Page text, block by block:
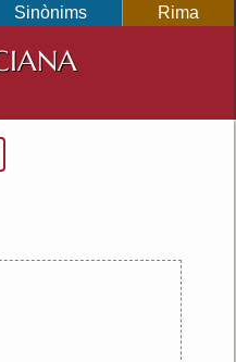
Sinònims Rima